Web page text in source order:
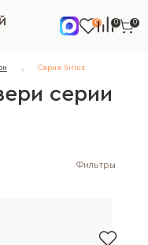
0 0 0
Серия Sirius
серии
Фильтры